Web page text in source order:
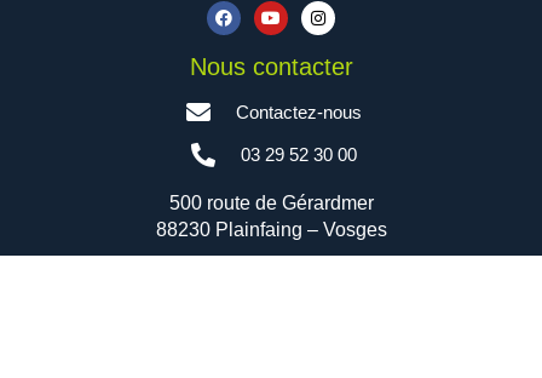
a
c
b
o
o
u
u
b
n
s
a
g
a
Nous contacter
Contactez-nous
03 29 52 30 00
500 route de Gérardmer
88230 Plainfaing – Vosges